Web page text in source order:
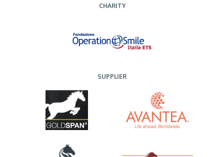
CHARITY
SUPPLIER